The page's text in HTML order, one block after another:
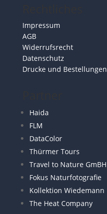
Impressum
AGB
Widerrufsrecht
Datenschutz
Drucke und Bestellungen
Haida
FLM
DataColor
Thürmer Tours
Travel to Nature GmBH
Fokus Naturfotografie
Kollektion Wiedemann
The Heat Company